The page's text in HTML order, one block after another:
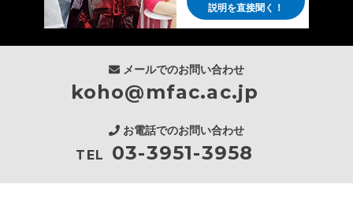
説明を直接聞く！
メールでのお問い合わせ
koho@mfac.ac.jp
お電話でのお問い合わせ
TEL 03-3951-3958